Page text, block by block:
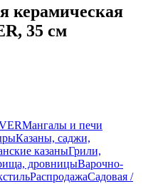
керамическая
35 см
Мангалы и печи
Казаны, саджи,
казаныГрили,
дровницыВарочно-
РаспродажаСадовая /